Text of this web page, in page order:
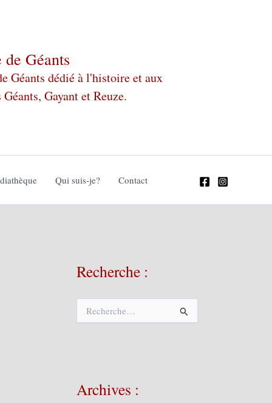
Géants
Géants dédié à l'histoire et aux
Gayant et Reuze.
Qui suis-je? Contact
Recherche :
h
Archives :